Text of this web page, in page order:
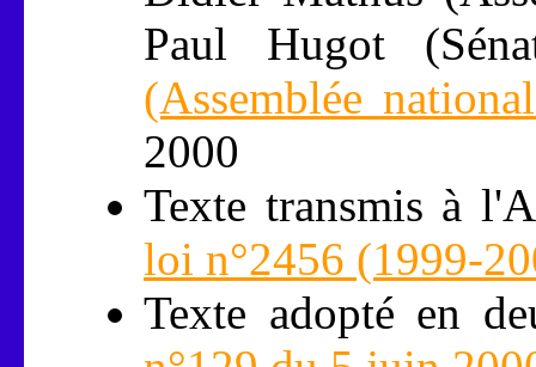
Paul Hugot
(Assemblée
2000
Texte transmis à
loi n°2456 (1999-
Texte adopté en